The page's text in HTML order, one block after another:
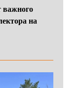
важного
на